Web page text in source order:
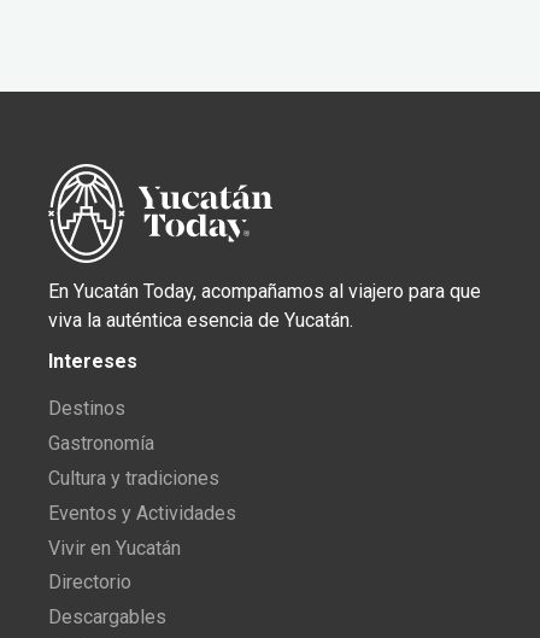
En Yucatán Today, acompañamos al viajero para que
viva la auténtica esencia de Yucatán.
Intereses
Destinos
Gastronomía
Cultura y tradiciones
Eventos y Actividades
Vivir en Yucatán
Directorio
Descargables